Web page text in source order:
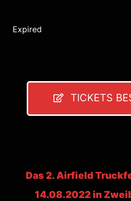
Expired
TICKETS
Das 2. Airfield
14.08.2022 in